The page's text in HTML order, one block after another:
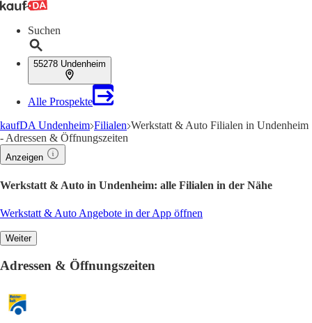
Suchen
55278 Undenheim
Alle Prospekte
kaufDA Undenheim Filialen Werkstatt & Auto Filialen in Undenheim
- Adressen & Öffnungszeiten
Anzeigen
Werkstatt & Auto in Undenheim: alle Filialen in der Nähe
Werkstatt & Auto Angebote in der App öffnen
Weiter
Adressen & Öffnungszeiten